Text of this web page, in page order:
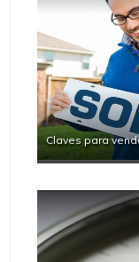
Claves para